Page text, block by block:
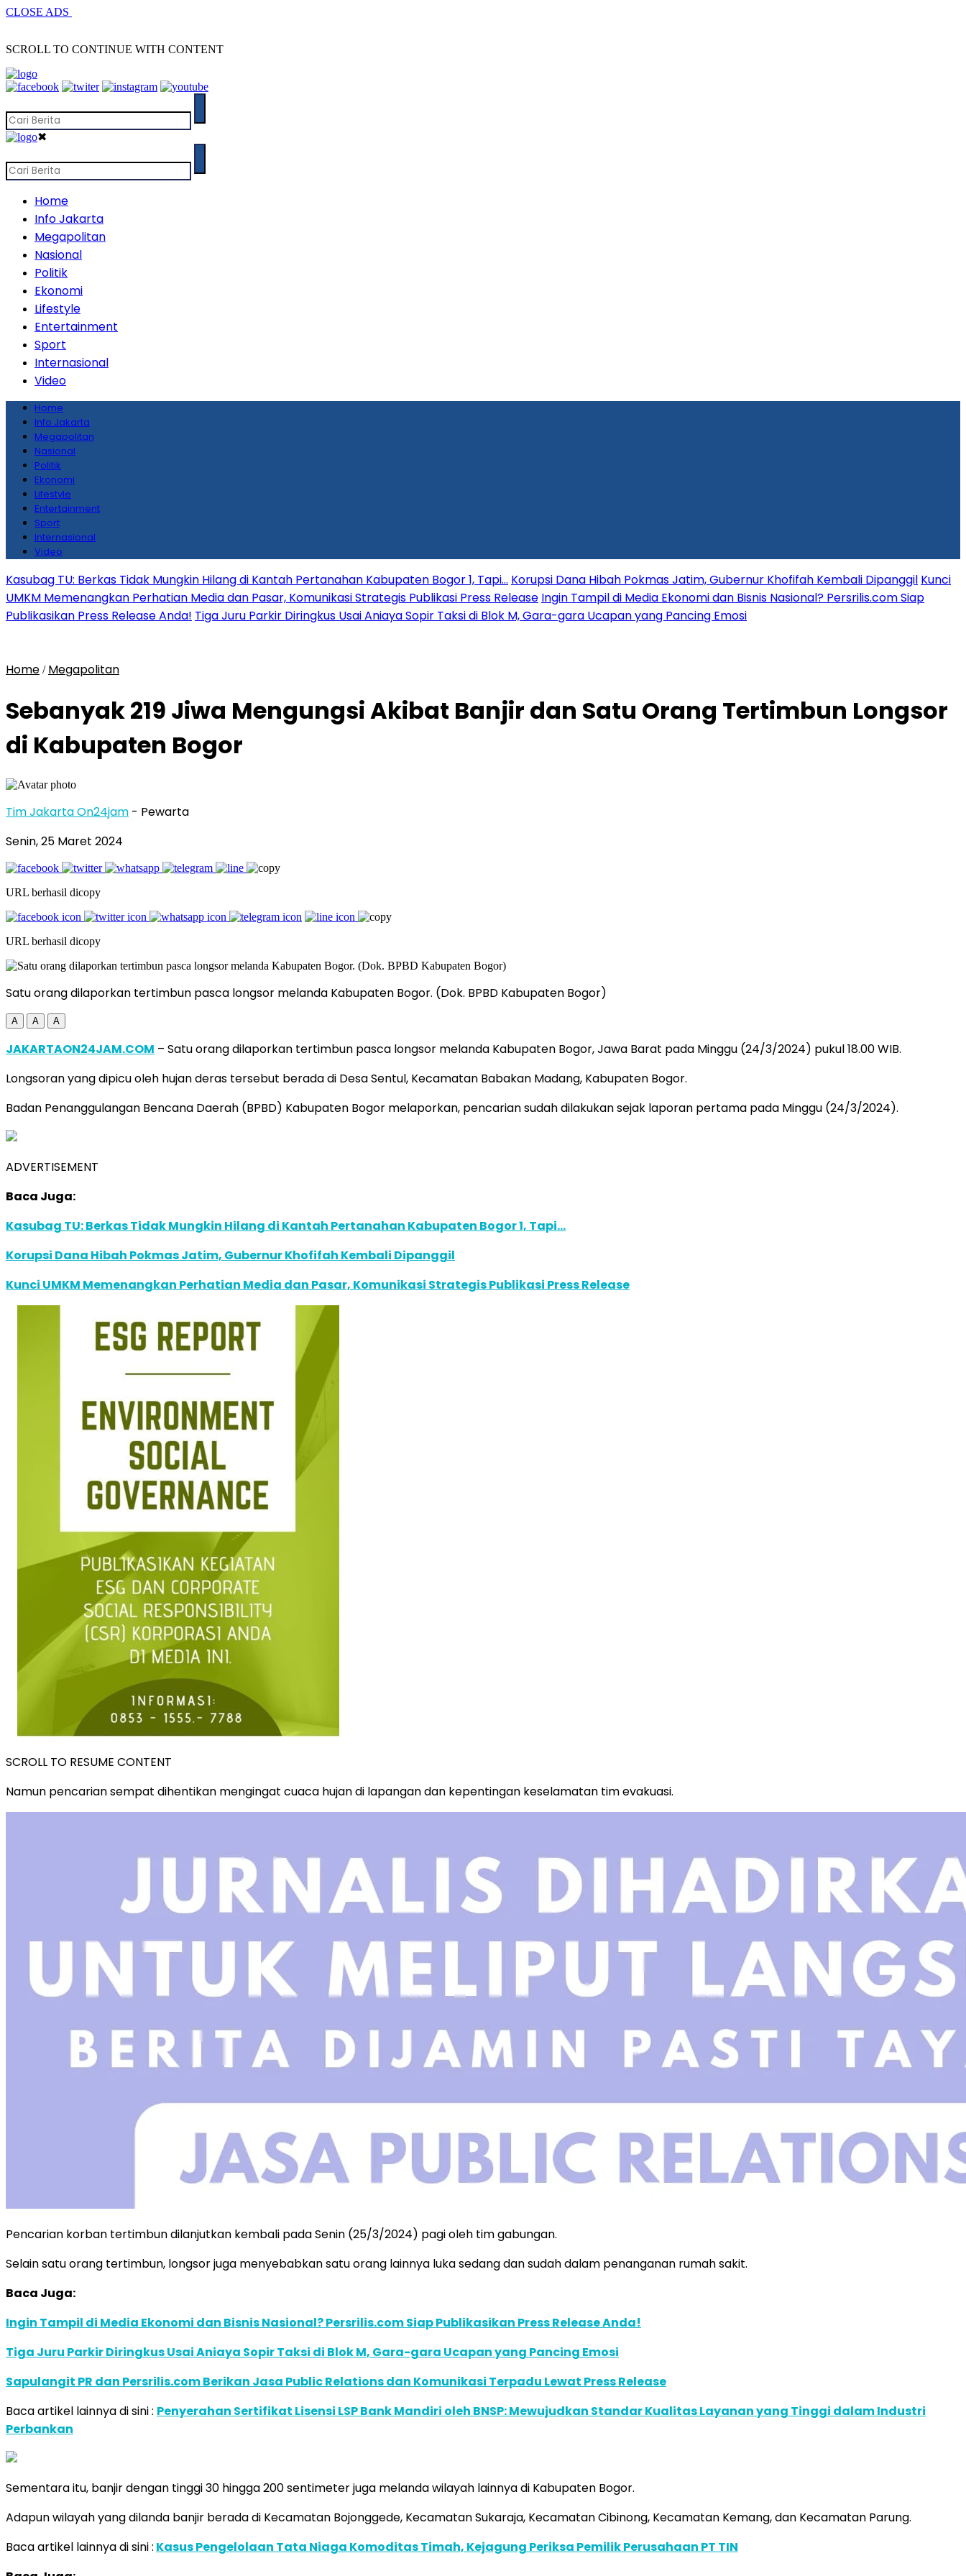
CLOSE ADS
SCROLL TO CONTINUE WITH CONTENT
✖
Home
Info Jakarta
Megapolitan
Nasional
Politik
Ekonomi
Lifestyle
Entertainment
Sport
Internasional
Video
Home
Info Jakarta
Megapolitan
Nasional
Politik
Ekonomi
Lifestyle
Entertainment
Sport
Internasional
Video
Kasubag TU: Berkas Tidak Mungkin Hilang di Kantah Pertanahan Kabupaten Bogor 1, Tapi… Korupsi Dana Hibah Pokmas Jatim, Gubernur Khofifah Kembali Dipanggil Kunci
UMKM Memenangkan Perhatian Media dan Pasar, Komunikasi Strategis Publikasi Press Release Ingin Tampil di Media Ekonomi dan Bisnis Nasional? Persrilis.com Siap
Publikasikan Press Release Anda! Tiga Juru Parkir Diringkus Usai Aniaya Sopir Taksi di Blok M, Gara-gara Ucapan yang Pancing Emosi
Home / Megapolitan
Sebanyak 219 Jiwa Mengungsi Akibat Banjir dan Satu Orang Tertimbun Longsor
di Kabupaten Bogor
Tim Jakarta On24jam - Pewarta
Senin, 25 Maret 2024
URL berhasil dicopy
URL berhasil dicopy
Satu orang dilaporkan tertimbun pasca longsor melanda Kabupaten Bogor. (Dok. BPBD Kabupaten Bogor)
A A A
JAKARTAON24JAM.COM – Satu orang dilaporkan tertimbun pasca longsor melanda Kabupaten Bogor, Jawa Barat pada Minggu (24/3/2024) pukul 18.00 WIB.
Longsoran yang dipicu oleh hujan deras tersebut berada di Desa Sentul, Kecamatan Babakan Madang, Kabupaten Bogor.
Badan Penanggulangan Bencana Daerah (BPBD) Kabupaten Bogor melaporkan, pencarian sudah dilakukan sejak laporan pertama pada Minggu (24/3/2024).
ADVERTISEMENT
Baca Juga:
Kasubag TU: Berkas Tidak Mungkin Hilang di Kantah Pertanahan Kabupaten Bogor 1, Tapi…
Korupsi Dana Hibah Pokmas Jatim, Gubernur Khofifah Kembali Dipanggil
Kunci UMKM Memenangkan Perhatian Media dan Pasar, Komunikasi Strategis Publikasi Press Release
SCROLL TO RESUME CONTENT
Namun pencarian sempat dihentikan mengingat cuaca hujan di lapangan dan kepentingan keselamatan tim evakuasi.
Pencarian korban tertimbun dilanjutkan kembali pada Senin (25/3/2024) pagi oleh tim gabungan.
Selain satu orang tertimbun, longsor juga menyebabkan satu orang lainnya luka sedang dan sudah dalam penanganan rumah sakit.
Baca Juga:
Ingin Tampil di Media Ekonomi dan Bisnis Nasional? Persrilis.com Siap Publikasikan Press Release Anda!
Tiga Juru Parkir Diringkus Usai Aniaya Sopir Taksi di Blok M, Gara-gara Ucapan yang Pancing Emosi
Sapulangit PR dan Persrilis.com Berikan Jasa Public Relations dan Komunikasi Terpadu Lewat Press Release
Baca artikel lainnya di sini : Penyerahan Sertifikat Lisensi LSP Bank Mandiri oleh BNSP: Mewujudkan Standar Kualitas Layanan yang Tinggi dalam Industri
Perbankan
Sementara itu, banjir dengan tinggi 30 hingga 200 sentimeter juga melanda wilayah lainnya di Kabupaten Bogor.
Adapun wilayah yang dilanda banjir berada di Kecamatan Bojonggede, Kecamatan Sukaraja, Kecamatan Cibinong, Kecamatan Kemang, dan Kecamatan Parung.
Baca artikel lainnya di sini : Kasus Pengelolaan Tata Niaga Komoditas Timah, Kejagung Periksa Pemilik Perusahaan PT TIN